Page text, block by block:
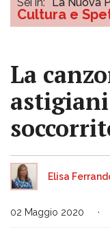
Cultura e
La
Elisa
02 Maggio 2020